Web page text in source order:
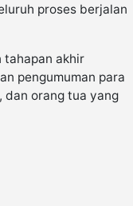
proses berjalan
tahapan akhir
pengumuman para
dan orang tua yang